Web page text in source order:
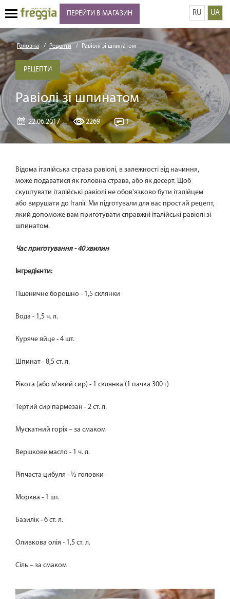
ПЕРЕЙТИ В МАГАЗИН RU UA
Головна Рецепти Равіолі зі шпинатом
РЕЦЕПТИ
Равіолі зі шпинатом
22.06.2017 2269 1
Відома італійська страва равіолі, в залежності від начиння,
може подаватися як головна страва, або як десерт. Щоб
скуштувати італійські равіолі не обов'язково бути італійцем
або вирушати до Італії. Ми підготували для вас простий рецепт,
який допоможе вам приготувати справжні італійські равіолі зі
шпинатом.
Час приготування - 40 хвилин
Інгредієнти:
Пшеничне борошно - 1,5 склянки
Вода - 1,5 ч. л.
Куряче яйце - 4 шт.
Шпинат - 8,5 ст. л.
Рікота (або м'який сир) - 1 склянка (1 пачка 300 г)
Тертий сир пармезан - 2 ст. л.
Мускатний горіх – за смаком
Вершкове масло - 1 ч. л.
Ріпчаста цибуля - ½ головки
Морква - 1 шт.
Базилік - 6 ст. л.
Оливкова олія - 1,5 ст. л.
Сіль – за смаком